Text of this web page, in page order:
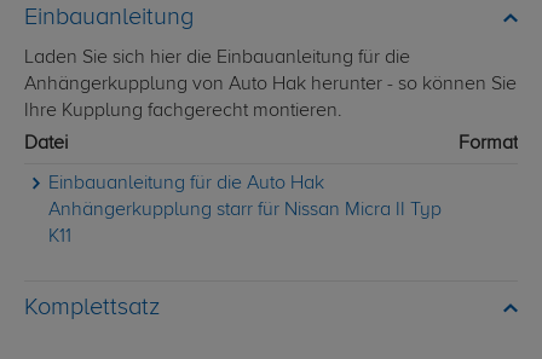
Einbauanleitung
Laden Sie sich hier die Einbauanleitung für die
Anhängerkupplung von Auto Hak herunter - so können Sie
Ihre Kupplung fachgerecht montieren.
Datei
Format
Einbauanleitung für die Auto Hak
Anhängerkupplung starr für Nissan Micra II Typ
K11
Komplettsatz